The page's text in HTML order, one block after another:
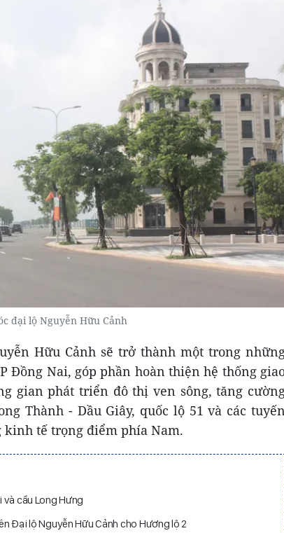
đại lộ Nguyễn Hữu Cảnh
Hữu Cảnh sẽ trở thành một trong
Đồng Nai, góp phần hoàn thiện hệ thống
gian phát triển đô thị ven sông, tăng
Thành - Dầu Giây, quốc lộ 51 và các tuyến
tế trọng điểm phía Nam.
cầu Long Hưng
Đại lộ Nguyễn Hữu Cảnh cho Hương lộ 2